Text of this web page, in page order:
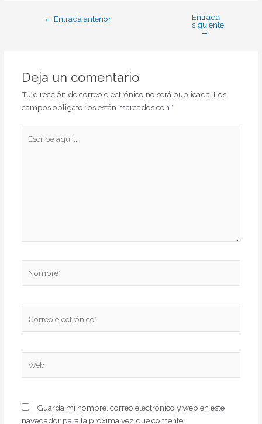
← Entrada anterior
Entrada
siguiente
→
Deja un comentario
Tu dirección de correo electrónico no será publicada. Los
campos obligatorios están marcados con *
aquí...
electrónico*
Guarda mi nombre, correo electrónico y web en este
navegador para la próxima vez que comente.